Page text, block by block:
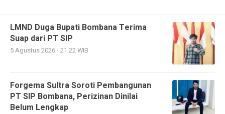
LMND Duga Bupati Bombana Terima
Suap dari PT SIP
5 Agustus 2026 - 21:22 WIB
Forgema Sultra Soroti Pembangunan
PT SIP Bombana, Perizinan Dinilai
Belum Lengkap